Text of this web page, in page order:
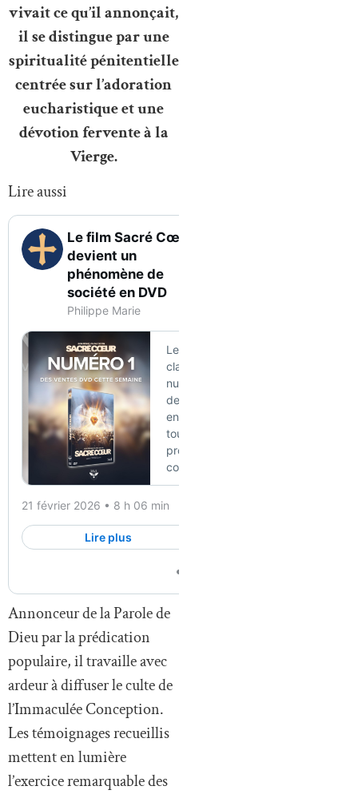
vivait ce qu’il annonçait,
il se distingue par une
spiritualité pénitentielle
centrée sur l’adoration
eucharistique et une
dévotion fervente à la
Vierge.
Lire aussi
Annonceur de la Parole de
Dieu par la prédication
populaire, il travaille avec
ardeur à diffuser le culte de
l’Immaculée Conception.
Les témoignages recueillis
mettent en lumière
l’exercice remarquable des